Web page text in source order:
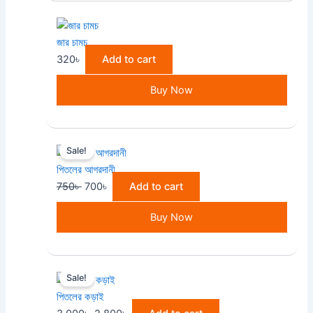
জার চামচ
320৳ Add to cart
Buy Now
Sale!
পিতলের আগরদানী
750৳
price
was:
750৳ .
700৳
price
is:
700৳ .Add to cart
Buy Now
Sale!
পিতলের কড়াই
price
was:
is: